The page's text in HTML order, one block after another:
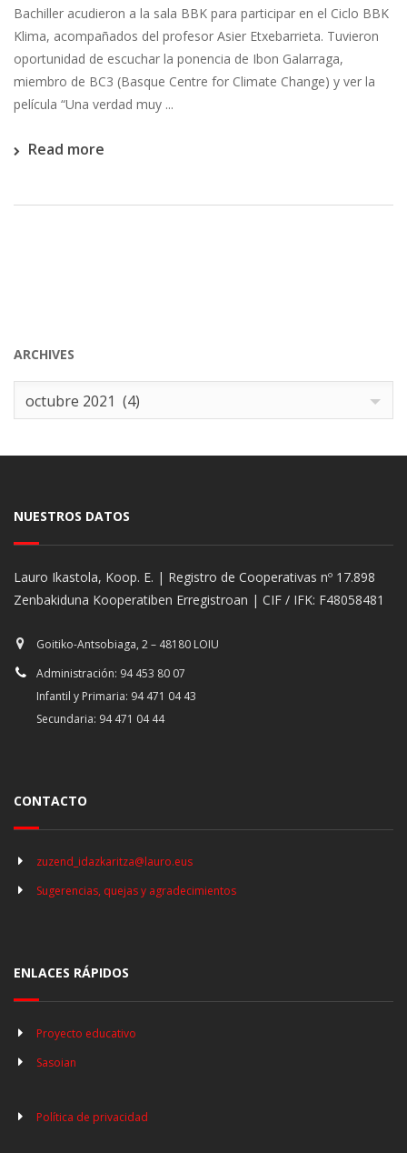
Bachiller acudieron a la sala BBK para participar en el Ciclo BBK
Klima, acompañados del profesor Asier Etxebarrieta. Tuvieron
oportunidad de escuchar la ponencia de Ibon Galarraga,
miembro de BC3 (Basque Centre for Climate Change) y ver la
película “Una verdad muy ...
Read more
ARCHIVES
Archives
octubre 2021 (4)
NUESTROS DATOS
Lauro Ikastola, Koop. E. | Registro de Cooperativas nº 17.898
Zenbakiduna Kooperatiben Erregistroan | CIF / IFK: F48058481
Goitiko-Antsobiaga, 2 – 48180 LOIU
Administración: 94 453 80 07
Infantil y Primaria: 94 471 04 43
Secundaria: 94 471 04 44
CONTACTO
zuzend_idazkaritza@lauro.eus
Sugerencias, quejas y agradecimientos
ENLACES RÁPIDOS
Proyecto educativo
Sasoian
Política de privacidad